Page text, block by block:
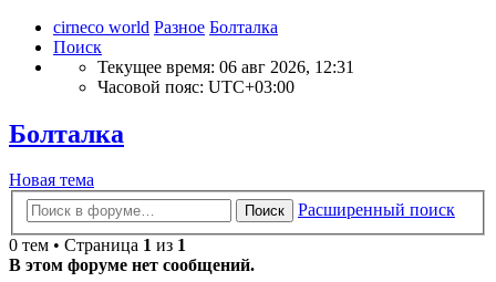
cirneco world Разное Болталка
Поиск
Текущее время: 06 авг 2026, 12:31
Часовой пояс: UTC+03:00
Болталка
Новая тема
Поиск
Расширенный поиск
0 тем • Страница 1 из 1
В этом форуме нет сообщений.